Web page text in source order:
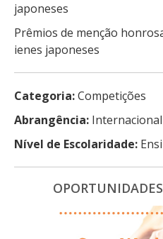
japoneses
Prêmios de menção
ienes japoneses
Categoria:Competições
Abrangência: Internacional
Nível de Escolaridade: